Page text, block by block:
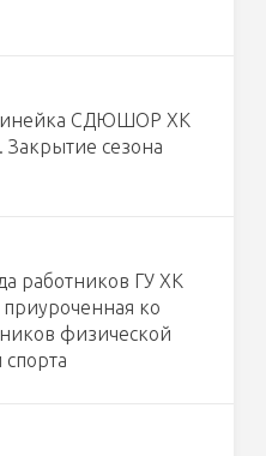
СДЮШОР ХК
Закрытие сезона
работников ГУ ХК
ко
физической
спорта